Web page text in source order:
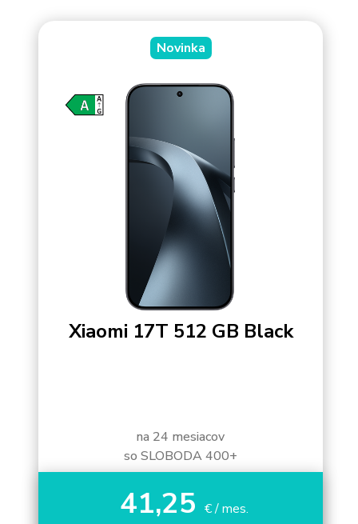
Novinka
Xiaomi 17T 512 GB Black
na 24 mesiacov
so SLOBODA 400+
41,25 € / mes.